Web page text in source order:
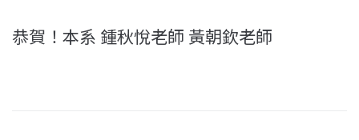
恭賀！本系 鍾秋悅老師 黃朝欽老師